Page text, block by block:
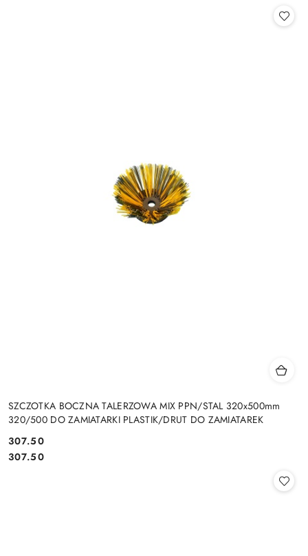
SZCZOTKA BOCZNA TALERZOWA MIX PPN/STAL 320x500mm
320/500 DO ZAMIATARKI PLASTIK/DRUT DO ZAMIATAREK
Cena:
307.50
Cena:
307.50